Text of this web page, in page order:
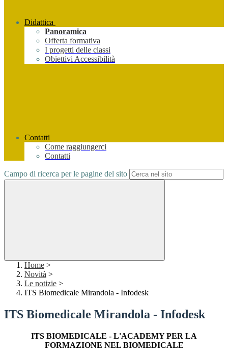
Didattica
Panoramica
Offerta formativa
I progetti delle classi
Obiettivi Accessibilità
Contatti
Come raggiungerci
Contatti
Campo di ricerca per le pagine del sito
Home >
Novità >
Le notizie >
ITS Biomedicale Mirandola - Infodesk
ITS Biomedicale Mirandola - Infodesk
ITS BIOMEDICALE - L'ACADEMY PER LA
FORMAZIONE NEL BIOMEDICALE